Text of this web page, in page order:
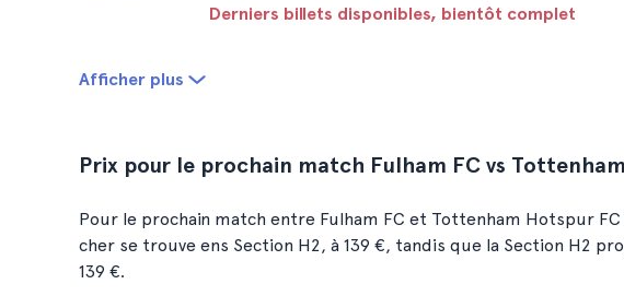
Derniers billets disponibles, bientôt complet
Afficher plus
Prix pour le prochain match Fulham FC vs
Pour le prochain match entre Fulham FC et Tottenham Hotspur
cher se trouve ens Section H2, à 139 €, tandis que la Section H2
139 €.